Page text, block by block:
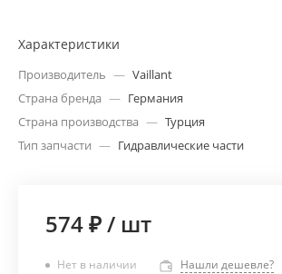
Характеристики
Производитель — Vaillant
Страна бренда — Германия
Страна производства — Турция
Тип запчасти — Гидравлические части
574 ₽/ шт
Нет в наличии Нашли дешевле?